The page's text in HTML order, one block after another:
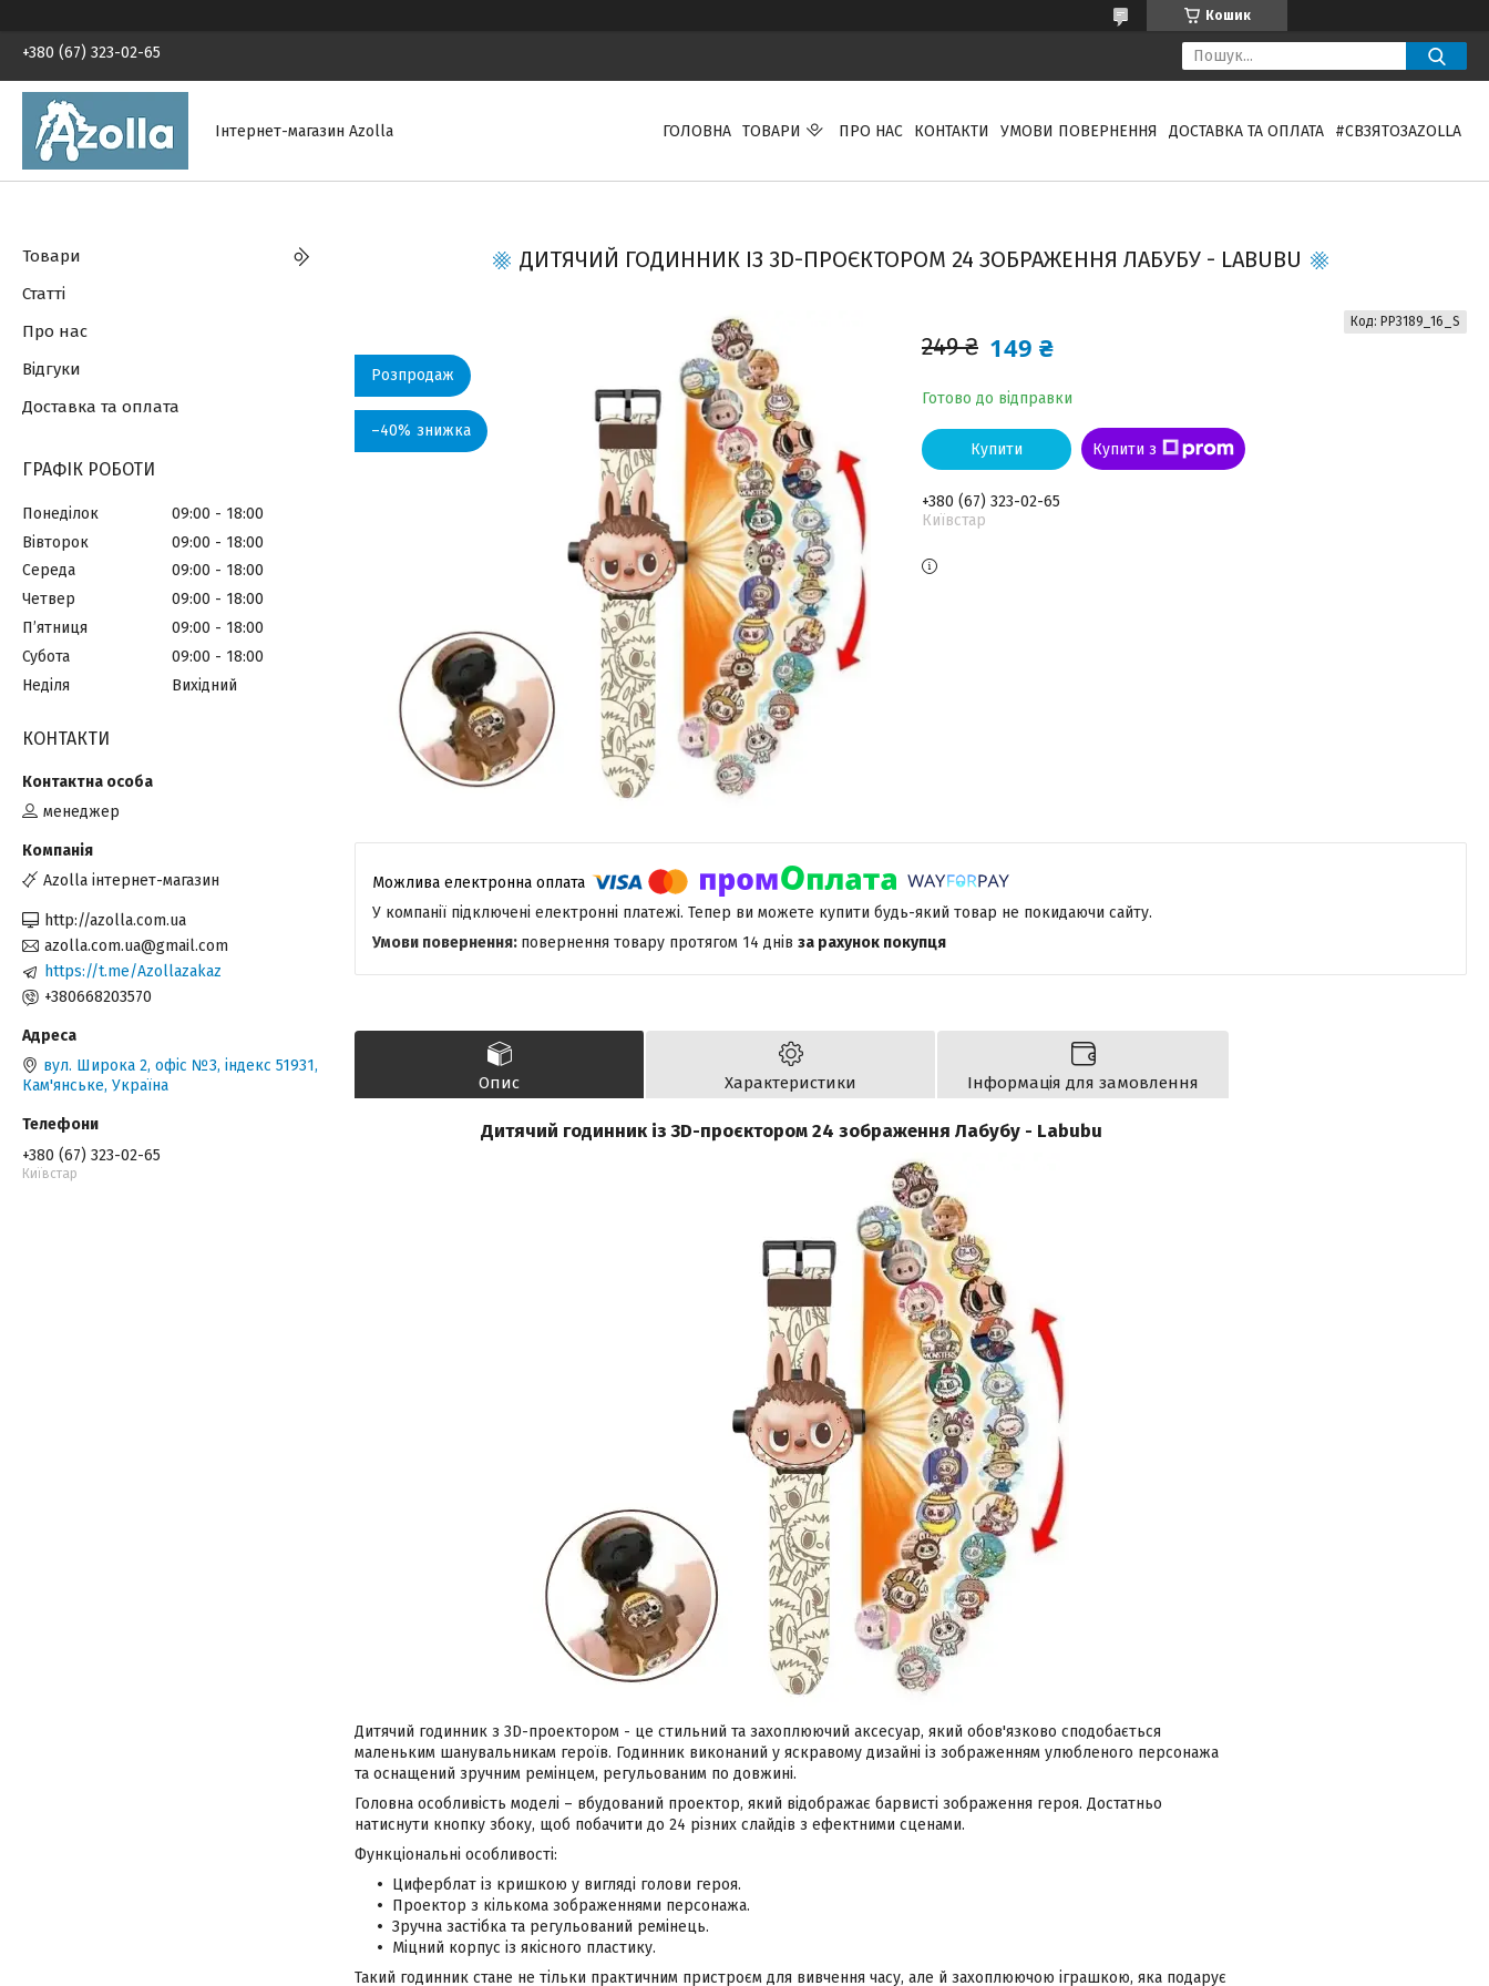
Кошик
+380 (67) 323-02-65
Інтернет-магазин Azolla ГОЛОВНА ТОВАРИ ПРО НАС КОНТАКТИ УМОВИ ПОВЕРНЕННЯ ДОСТАВКА ТА ОПЛАТА #СВЗЯТОЗAZOLLA
ДИТЯЧИЙ ГОДИННИК ІЗ 3D-ПРОЄКТОРОМ 24 ЗОБРАЖЕННЯ ЛАБУБУ - LABUBU
Розпродаж
–40%
249 ₴ 149 ₴
Готово до відправки
Код: PP3189_16_S
Купити Купити з
+380 (67) 323-02-65
Київстар
У компанії підключені електронні платежі. Тепер ви можете купити будь-який товар не покидаючи сайту.
повернення товару протягом 14 днів за рахунок покупця
Опис Характеристики Інформація для замовлення
Дитячий годинник із 3D-проєктором 24 зображення Лабубу - Labubu
Дитячий годинник з 3D-проектором - це стильний та захоплюючий аксесуар, який обов'язково сподобається
маленьким шанувальникам героїв. Годинник виконаний у яскравому дизайні із зображенням улюбленого персонажа
та оснащений зручним ремінцем, регульованим по довжині.
Головна особливість моделі – вбудований проектор, який відображає барвисті зображення героя. Достатньо
натиснути кнопку збоку, щоб побачити до 24 різних слайдів з ефектними сценами.
Функціональні особливості:
Циферблат із кришкою у вигляді голови героя.
Проектор з кількома зображеннями персонажа.
Зручна застібка та регульований ремінець.
Міцний корпус із якісного пластику.
Такий годинник стане не тільки практичним пристроєм для вивчення часу, але й захоплюючою іграшкою, яка подарує
Товари
Статті
Про нас
Відгуки
Доставка та оплата
ГРАФІК РОБОТИ
Понеділок 09:00
18:00
Вівторок
09:00
18:00
Середа
09:00
18:00
Четвер
09:00
18:00
Пʼятниця
09:00
18:00
Субота
09:00
18:00
Неділя
Вихідний
КОНТАКТИ
менеджер
Azolla інтернет-магазин
http://azolla.com.ua
azolla.com.ua@gmail.com
https://t.me/Azollazakaz
+380668203570
вул. Широка 2, офіс №3, індекс 51931,
Кам'янське, Україна
+380 (67) 323-02-65
Київстар